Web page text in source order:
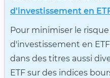
d'investissement en
Pour minimiser le
d'investissement en
dans des titres aussi
ETF sur des indices